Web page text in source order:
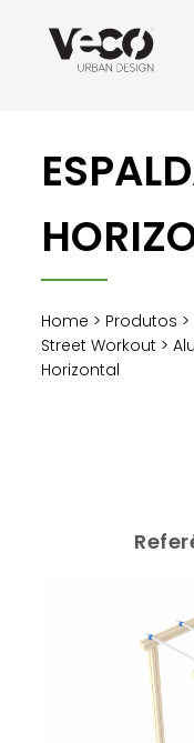
Home > Produtos >
Street Workout >
Horizontal